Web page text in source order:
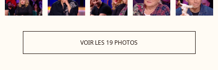
VOIR LES 19 PHOTOS